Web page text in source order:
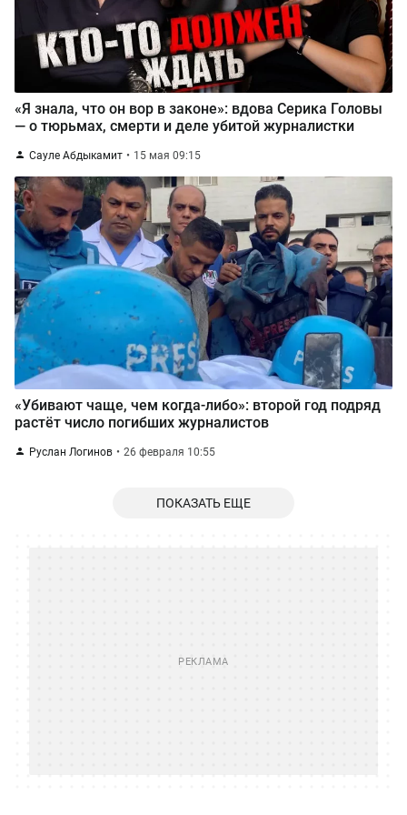
«Я знала, что он вор в законе»: вдова Серика Головы
— о тюрьмах, смерти и деле убитой журналистки
Сауле Абдыкамит 15 мая 09:15
«Убивают чаще, чем когда-либо»: второй год подряд
растёт число погибших журналистов
Руслан Логинов 26 февраля 10:55
ПОКАЗАТЬ ЕЩЕ